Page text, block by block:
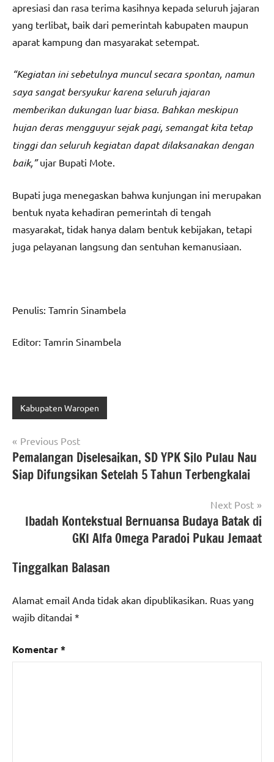
apresiasi dan rasa terima kasihnya kepada seluruh jajaran
yang terlibat, baik dari pemerintah kabupaten maupun
aparat kampung dan masyarakat setempat.
“Kegiatan ini sebetulnya muncul secara spontan, namun
saya sangat bersyukur karena seluruh jajaran
memberikan dukungan luar biasa. Bahkan meskipun
hujan deras mengguyur sejak pagi, semangat kita tetap
tinggi dan seluruh kegiatan dapat dilaksanakan dengan
baik,”ujar Bupati Mote.
Bupati juga menegaskan bahwa kunjungan ini merupakan
bentuk nyata kehadiran pemerintah di tengah
masyarakat, tidak hanya dalam bentuk kebijakan, tetapi
juga pelayanan langsung dan sentuhan kemanusiaan.
Penulis: Tamrin Sinambela
Editor: Tamrin Sinambela
Kabupaten Waropen
Navigasi
pos
Previous Post
Pemalangan Diselesaikan, SD YPK Silo Pulau Nau
Siap Difungsikan Setelah 5 Tahun Terbengkalai
Next Post
Ibadah Kontekstual Bernuansa Budaya Batak di
GKI Alfa Omega Paradoi Pukau Jemaat
Tinggalkan Balasan
Alamat email Anda tidak akan dipublikasikan. Ruas yang
wajib ditandai *
Komentar*